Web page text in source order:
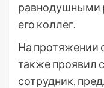
равнодушными
его коллег.
На
также проявил
сотрудник,